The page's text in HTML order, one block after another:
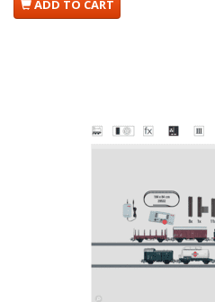
ADD TO CART